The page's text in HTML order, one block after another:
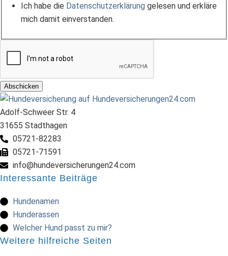
Ich habe die Datenschutzerklärung gelesen und erkläre
mich damit einverstanden.
Abschicken
Adolf-Schweer Str. 4
31655 Stadthagen
05721-82283
05721-71591
info@hundeversicherungen24.com
Interessante Beiträge
Hundenamen
Hunderassen
Welcher Hund passt zu mir?
Weitere hilfreiche Seiten